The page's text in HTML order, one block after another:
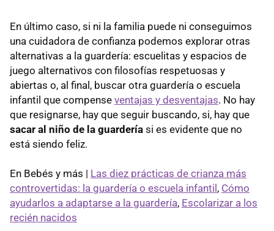
En último caso, si ni la familia puede ni conseguimos
una cuidadora de confianza podemos explorar otras
alternativas a la guardería: escuelitas y espacios de
juego alternativos con filosofías respetuosas y
abiertas o, al final, buscar otra guardería o escuela
infantil que compense ventajas y desventajas. No hay
que resignarse, hay que seguir buscando, si, hay que
sacar al niño de la guardería si es evidente que no
está siendo feliz.
En Bebés y más | Las diez prácticas de crianza más
controvertidas: la guardería o escuela infantil, Cómo
ayudarlos a adaptarse a la guardería, Escolarizar a los
recién nacidos